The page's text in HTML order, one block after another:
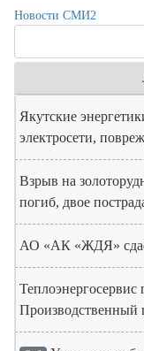
Новости СМИ2
Якутские
электросети,
Взрыв на
погиб, двое
АО «АК «ЖДЯ»
Теплоэнергосервис
Производственный